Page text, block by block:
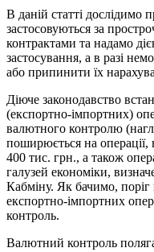
В даній статті дослідимо
застосовуються за
контрактами та надамо
застосування, а в разі
або припинити їх
Діюче законодавство
(експортно-імпортних)
валютного контролю
поширюється на операції,
400 тис. грн., а також
галузей економіки,
Кабміну. Як бачимо, поріг
експортно-імпортних
контроль.
Валютний контроль